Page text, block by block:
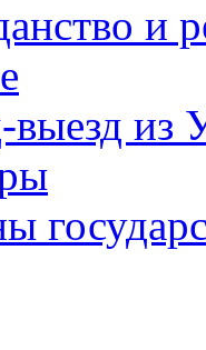
и
выезд из